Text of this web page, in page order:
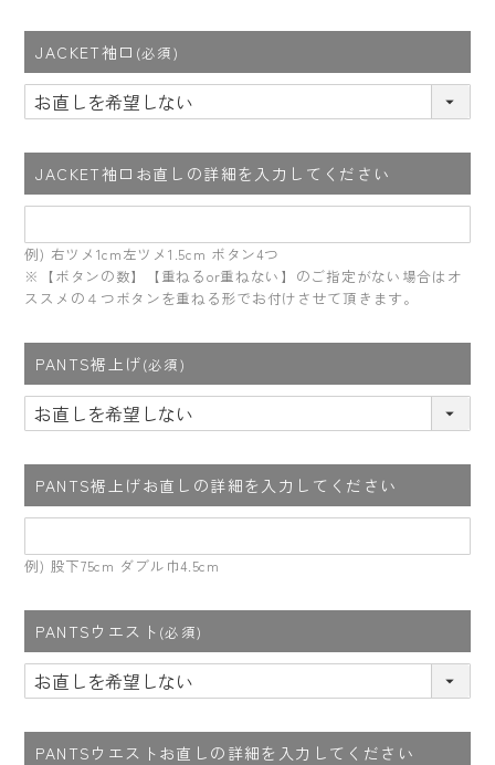
JACKET袖口 (必須)
JACKET袖口お直しの詳細を入力してください
例) 右ツメ1cm左ツメ1.5cm ボタン4つ
※【ボタンの数】【重ねるor重ねない】のご指定がない場合はオ
ススメの４つボタンを重ねる形でお付けさせて頂きます。
PANTS裾上げ(必須)
PANTS裾上げお直しの詳細を入力してください
例) 股下75cm ダブル巾4.5cm
PANTSウエスト (必須)
PANTSウエストお直しの詳細を入力してください